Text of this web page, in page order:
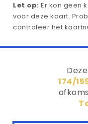
Let op: Er kon geen
voor deze kaart.
controleer het
Deze
174/